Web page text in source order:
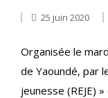
25 juin 2020
Organisée le
de Yaoundé, par
jeunesse (REJE)